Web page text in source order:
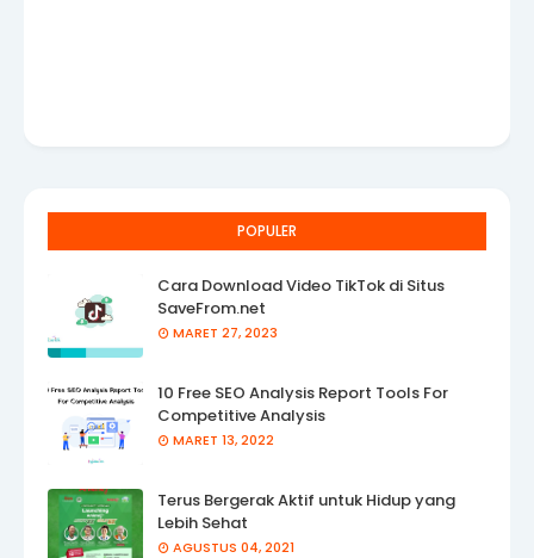
POPULER
Cara Download Video TikTok di Situs
SaveFrom.net
MARET 27, 2023
10 Free SEO Analysis Report Tools For
Competitive Analysis
MARET 13, 2022
Terus Bergerak Aktif untuk Hidup yang
Lebih Sehat
AGUSTUS 04, 2021